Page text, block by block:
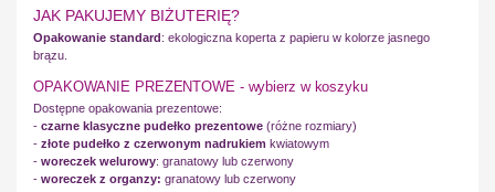
JAK PAKUJEMY BIŻUTERIĘ?
Opakowanie standard: ekologiczna koperta z papieru w kolorze jasnego
brązu.
OPAKOWANIE PREZENTOWE - wybierz w koszyku
Dostępne opakowania prezentowe:
- czarne klasyczne pudełko prezentowe (różne rozmiary)
- złote pudełko z czerwonym nadrukiem kwiatowym
- woreczek welurowy: granatowy lub czerwony
- woreczek z organzy: granatowy lub czerwony